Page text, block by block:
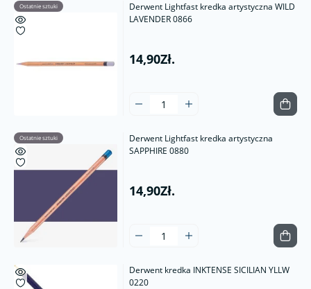
Ostatnie sztuki
Derwent Lightfast kredka artystyczna WILD
LAVENDER 0866
14,90Zł.
Ostatnie sztuki
Derwent Lightfast kredka artystyczna
SAPPHIRE 0880
14,90Zł.
Derwent kredka INKTENSE SICILIAN YLLW
0220